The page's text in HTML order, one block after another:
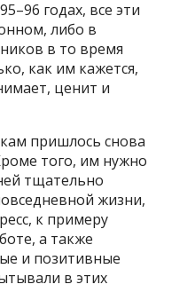
годах, все эти
либо в
в то время
как им кажется,
ценит и
пришлось снова
того, им нужно
тщательно
жизни,
к примеру
а также
и позитивные
в этих